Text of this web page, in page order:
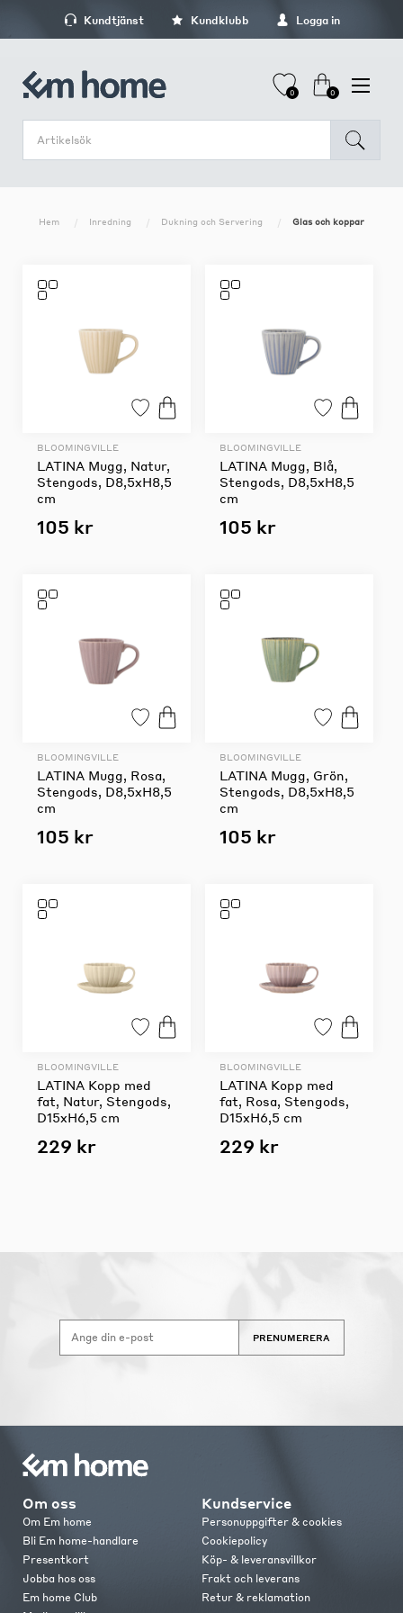
Kundtjänst Kundklubb Logga in
0 0
Hem Inredning Dukning och Servering Glas och koppar
BLOOMINGVILLE
LATINA Mugg, Natur,
Stengods, D8,5xH8,5
cm
105 kr
BLOOMINGVILLE
LATINA Mugg, Blå,
Stengods, D8,5xH8,5
cm
105 kr
BLOOMINGVILLE
LATINA Mugg, Rosa,
Stengods, D8,5xH8,5
cm
105 kr
BLOOMINGVILLE
LATINA Mugg, Grön,
Stengods, D8,5xH8,5
cm
105 kr
BLOOMINGVILLE
LATINA Kopp med
fat, Natur, Stengods,
D15xH6,5 cm
229 kr
BLOOMINGVILLE
LATINA Kopp med
fat, Rosa, Stengods,
D15xH6,5 cm
229 kr
PRENUMERERA
Om oss
Om Em home
Bli Em home-handlare
Presentkort
Jobba hos oss
Em home Club
Kundservice
Personuppgifter & cookies
Cookiepolicy
Köp- & leveransvillkor
Frakt och leverans
Retur & reklamation